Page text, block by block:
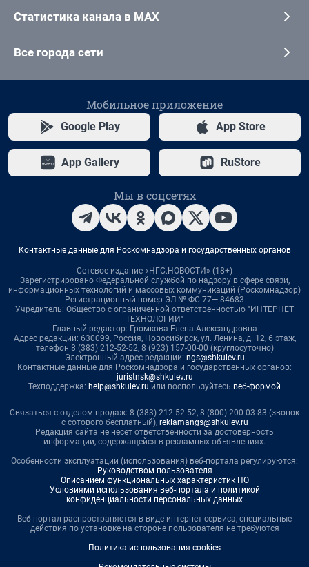
Статистика канала в MAX
Все города сети
Мобильное приложение
Google Play App Store
App Gallery RuStore
Мы в соцсетях
Контактные данные для Роскомнадзора и государственных органов
Сетевое издание «НГС.НОВОСТИ» (18+)
Зарегистрировано Федеральной службой по надзору в сфере связи,
информационных технологий и массовых коммуникаций (Роскомнадзор)
Регистрационный номер ЭЛ № ФС 77— 84683
Учредитель: Общество с ограниченной ответственностью "ИНТЕРНЕТ
ТЕХНОЛОГИИ"
Главный редактор: Громкова Елена Александровна
Адрес редакции: 630099, Россия, Новосибирск, ул. Ленина, д. 12, 6 этаж,
телефон 8 (383) 212-52-52, 8 (923) 157-00-00 (круглосуточно)
Электронный адрес редакции: ngs@shkulev.ru
Контактные данные для Роскомнадзора и государственных органов:
juristnsk@shkulev.ru
Техподдержка: help@shkulev.ru или воспользуйтесь веб-формой
Связаться с отделом продаж: 8 (383) 212-52-52, 8 (800) 200-03-83 (звонок
с сотового бесплатный), reklamangs@shkulev.ru
Редакция сайта не несет ответственности за достоверность
информации, содержащейся в рекламных объявлениях.
Особенности эксплуатации (использования) веб-портала регулируются:
Руководством пользователя
Описанием функциональных характеристик ПО
Условиями использования веб-портала и политикой
конфиденциальности персональных данных
Веб-портал распространяется в виде интернет-сервиса, специальные
действия по установке на стороне пользователя не требуются
Политика использования cookies